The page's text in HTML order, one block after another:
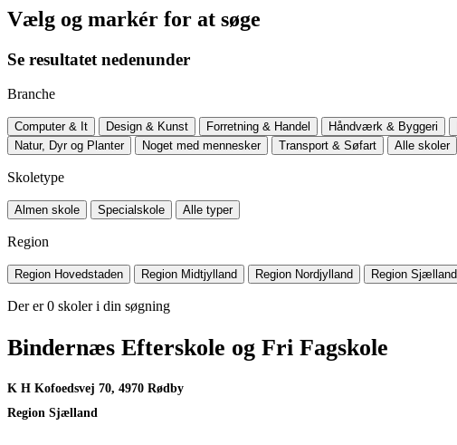
Vælg og markér for at søge
Se resultatet nedenunder
Branche
Computer & It Design & Kunst Forretning & Handel Håndværk & Byggeri
Natur, Dyr og Planter
Noget med mennesker Transport & Søfart Alle skoler
Skoletype
Almen skole Specialskole Alle typer
Region
Region Hovedstaden Region Midtjylland Region Nordjylland Region Sjælland
Der er0 skoler i din søgning
Bindernæs Efterskole og Fri Fagskole
K H Kofoedsvej 70, 4970 Rødby
Region Sjælland